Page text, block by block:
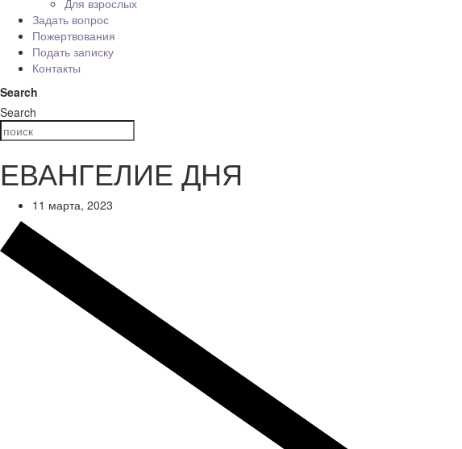
Для взрослых
Задать вопрос
Пожертвования
Подать записку
Контакты
Search
Search
ЕВАНГЕЛИЕ ДНЯ
11 марта, 2023